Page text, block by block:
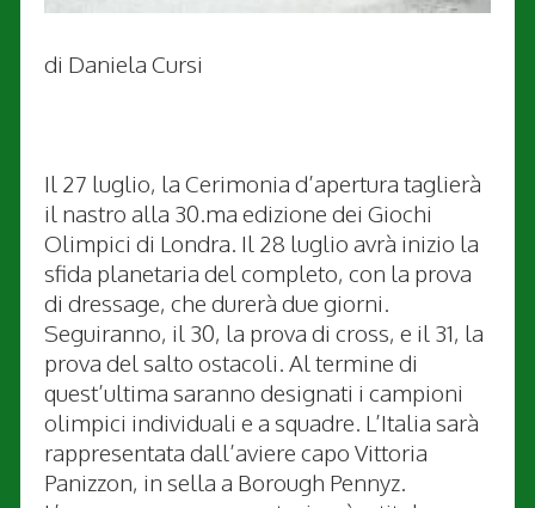
di Daniela Cursi
Il 27 luglio, la Cerimonia d’apertura taglierà
il nastro alla 30.ma edizione dei Giochi
Olimpici di Londra. Il 28 luglio avrà inizio la
sfida planetaria del completo, con la prova
di dressage, che durerà due giorni.
Seguiranno, il 30, la prova di cross, e il 31, la
prova del salto ostacoli. Al termine di
quest’ultima saranno designati i campioni
olimpici individuali e a squadre. L’Italia sarà
rappresentata dall’aviere capo Vittoria
Panizzon, in sella a Borough Pennyz.